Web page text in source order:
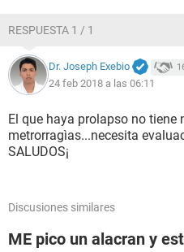
RESPUESTA 1 / 1
Dr. Joseph Exebio
24 feb 2018 a las 06:11
El que haya prolapso no tiene
metrorragìas...necesita
SALUDOS¡
Discusiones similares
ME pico un alacran y